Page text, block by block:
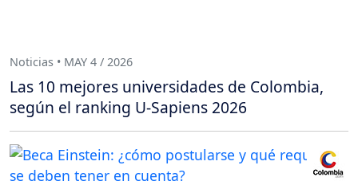
Noticias • MAY 4 / 2026
Las 10 mejores universidades de Colombia,
según el ranking U-Sapiens 2026